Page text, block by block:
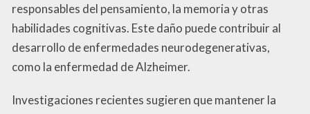
responsables del pensamiento, la memoria y otras
habilidades cognitivas. Este daño puede contribuir al
desarrollo de enfermedades neurodegenerativas,
como la enfermedad de Alzheimer.
Investigaciones recientes sugieren que mantener la